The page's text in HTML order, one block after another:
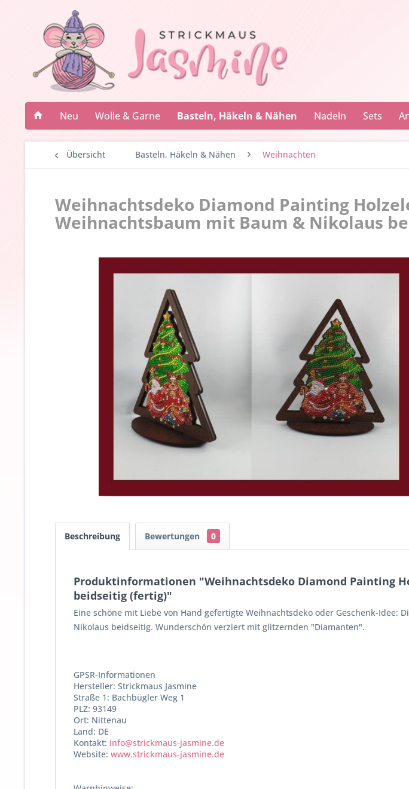
Neu Wolle & Garne Basteln, Häkeln & Nähen Nadeln Sets
Übersicht Basteln, Häkeln & Nähen Weihnachten
Weihnachtsdeko Diamond Painting
Weihnachtsbaum mit Baum & Nikolaus
Beschreibung Bewertungen 0
Produktinformationen "Weihnachtsdeko Diamond Painting
beidseitig (fertig)"
Eine schöne mit Liebe von Hand gefertigte Weihnachtsdeko oder Geschenk-
Nikolaus beidseitig. Wunderschön verziert mit glitzernden "Diamanten".
GPSR-Informationen
Hersteller: Strickmaus Jasmine
Straße 1: Bachbügler Weg 1
PLZ: 93149
Ort: Nittenau
Land: DE
Kontakt: info@strickmaus-jasmine.de
Website: www.strickmaus-jasmine.de